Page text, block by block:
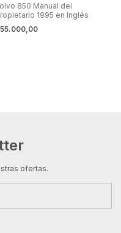
850 Manual del
1995 en Inglés
ofertas.